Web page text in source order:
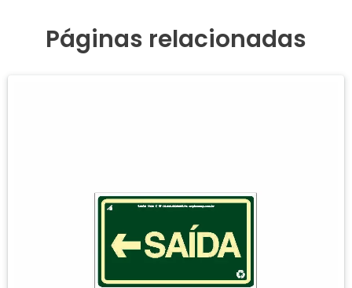
Páginas relacionadas